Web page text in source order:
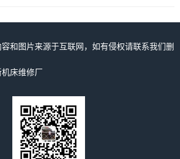
和图片来源于互联网，如有侵权请联系我们删
床维修厂